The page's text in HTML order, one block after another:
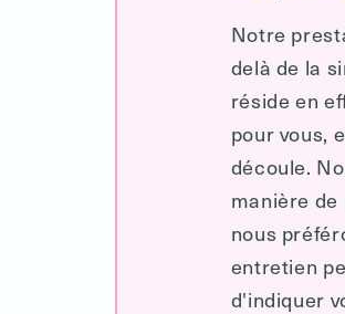
Notre
delà de la
réside en
pour vous,
découle.
manière
nous
entretien
d'indiquer